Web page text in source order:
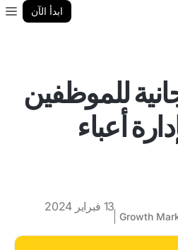
ابدأ الآن
للموظفين
أعباء
Growth
13 فبراير 2024